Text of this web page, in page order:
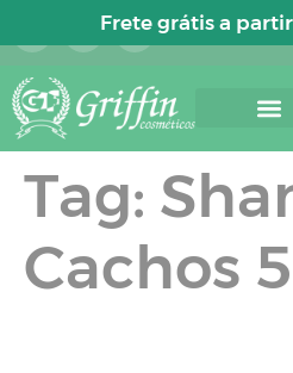
Tag:
Cachos
Frete grátis a